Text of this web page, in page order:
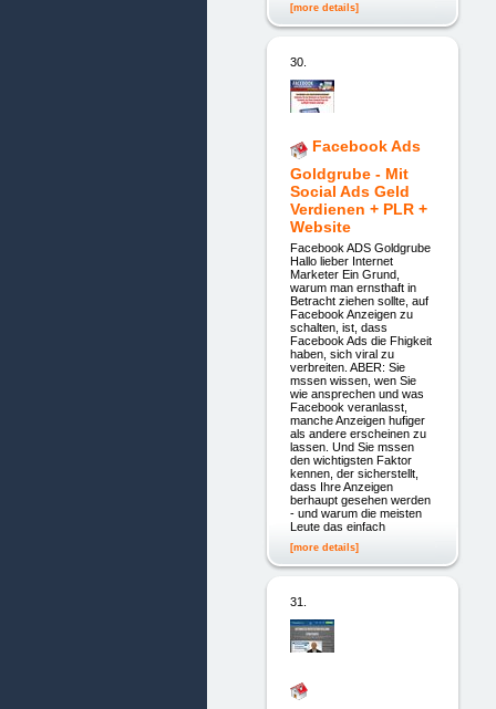
[more details]
30.
Facebook Ads
Goldgrube - Mit
Social Ads Geld
Verdienen + PLR +
Website
Facebook ADS Goldgrube
Hallo lieber Internet
Marketer Ein Grund,
warum man ernsthaft in
Betracht ziehen sollte, auf
Facebook Anzeigen zu
schalten, ist, dass
Facebook Ads die Fhigkeit
haben, sich viral zu
verbreiten. ABER: Sie
mssen wissen, wen Sie
wie ansprechen und was
Facebook veranlasst,
manche Anzeigen hufiger
als andere erscheinen zu
lassen. Und Sie mssen
den wichtigsten Faktor
kennen, der sicherstellt,
dass Ihre Anzeigen
berhaupt gesehen werden
- und warum die meisten
Leute das einfach
[more details]
31.